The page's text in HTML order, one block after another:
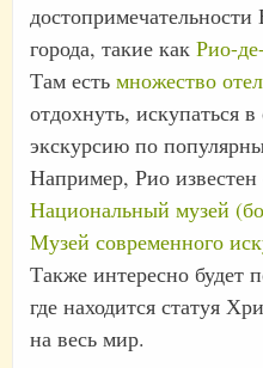
города, такие как Рио-
Там есть множество
отдохнуть, искупаться
экскурсию по
Например, Рио
Национальный музей
Музей современного
Также интересно будет
где находится статуя
на весь мир.